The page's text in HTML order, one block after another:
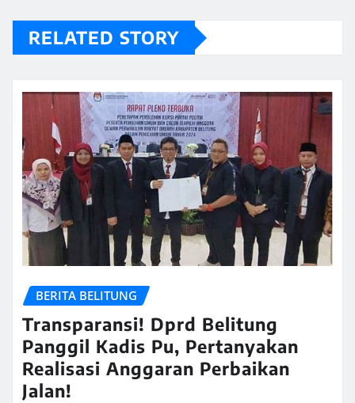
RELATED STORY
BERITA BELITUNG
Transparansi! Dprd Belitung
Panggil Kadis Pu, Pertanyakan
Realisasi Anggaran Perbaikan
Jalan!